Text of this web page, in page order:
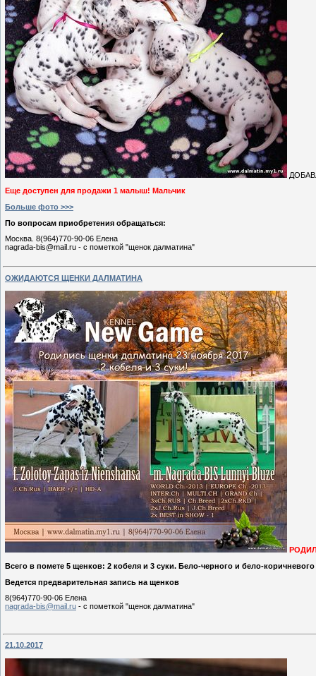
Еще доступен для продажи 1 малыш! Мальчик
Больше фото >>>
По вопросам приобретения обращаться:
Москва. 8(964)770-90-06 Елена
nagrada-bis@mail.ru - с пометкой "щенок далматина"
ОЖИДАЮТСЯ ЩЕНКИ ДАЛМАТИНА
Всего в помете 5 щенков: 2 кобеля и 3 суки. Бело-черного и бело-коричневого
Ведется предварительная запись на щенков
8(964)770-90-06 Елена
nagrada-bis@mail.ru - с пометкой "щенок далматина"
21.10.2017